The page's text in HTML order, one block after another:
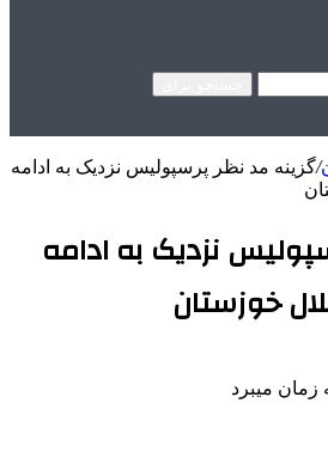
/گزینه مد نظر پرسپولیس نزدیک به ادامه
نزدیک به ادامه
خوزستان